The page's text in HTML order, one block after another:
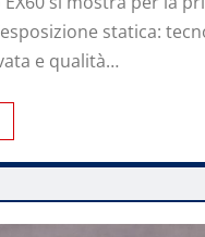
statica:
e qualità…